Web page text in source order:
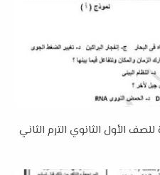
الأول الثانوي الترم الثاني